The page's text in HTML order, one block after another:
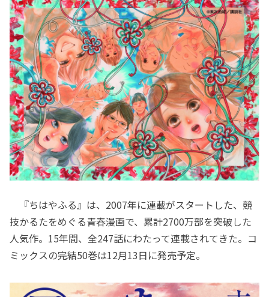
『ちはやふる』は、2007年に連載がスタートした、競
技かるたをめぐる青春漫画で、累計2700万部を突破した
人気作。15年間、全247話にわたって連載されてきた。コ
ミックスの完結50巻は12月13日に発売予定。